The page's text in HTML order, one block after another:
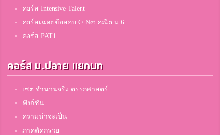
คอร์ส Intensive Talent
คอร์สเฉลยข้อสอบ O-Net คณิต ม.6
คอร์ส PAT1
คอร์ส ม.ปลาย แยกบท
เซต จำนวนจริง ตรรกศาสตร์
ฟังก์ชัน
ความน่าจะเป็น
ภาคตัดกรวย